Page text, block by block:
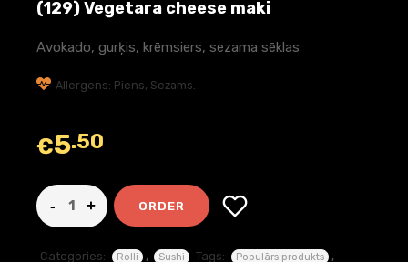
(129) Vegetara cheese maki
Avokado, gurķis, krēmsiers, sezama sēklas
Allergens: Piens, Sezams.
€5.50
ORDER
Categories: Rolli , Sushi Tags: Populārs produkts ,